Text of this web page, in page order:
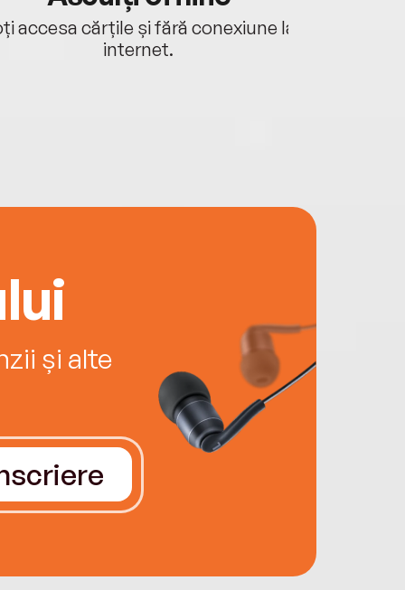
accesa cărțile și fără conexiune la
internet.
și alte